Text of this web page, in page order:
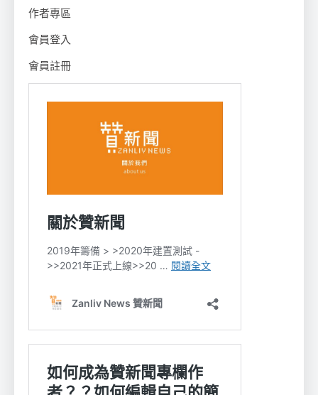
作者專區
會員登入
會員註冊